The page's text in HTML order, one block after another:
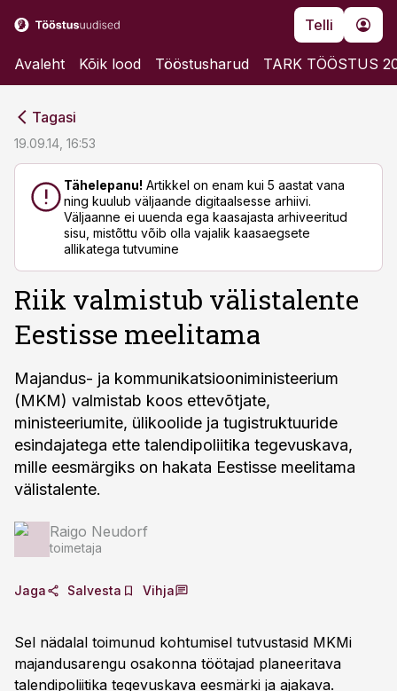
Telli
Avaleht Kõik lood Tööstusharud TARK TÖÖSTUS
Tagasi
19.09.14, 16:53
Tähelepanu! Artikkel on enam kui 5 aastat vana
ning kuulub väljaande digitaalsesse arhiivi.
Väljaanne ei uuenda ega kaasajasta arhiveeritud
sisu, mistõttu võib olla vajalik kaasaegsete
allikatega tutvumine
Riik valmistub välistalente
Eestisse meelitama
Majandus- ja kommunikatsiooniministeerium
(MKM) valmistab koos ettevõtjate,
ministeeriumite, ülikoolide ja tugistruktuuride
esindajatega ette talendipoliitika tegevuskava,
mille eesmärgiks on hakata Eestisse meelitama
välistalente.
Raigo Neudorf
toimetaja
Jaga Salvesta Vihja
Sel nädalal toimunud kohtumisel tutvustasid MKMi
majandusarengu osakonna töötajad planeeritava
talendipoliitika tegevuskava eesmärki ja ajakava.